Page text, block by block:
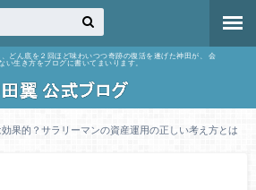
どん底を２回ほど味わいつつ奇跡の復活を遂げた神田が、 会
い生き方をブログに書いてまいります。
果的？サラリーマンの資産運用の正しい考え方とは